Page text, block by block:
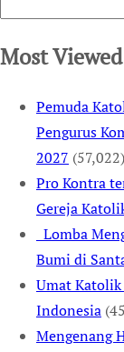
Most
Pemuda
Pengurus
2027 (57,022)
Pro Kontra
Gereja
Lomba
Bumi di
Umat
Indonesia
Mengenang